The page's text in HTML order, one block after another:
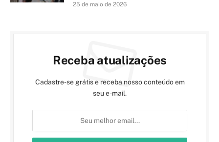
25 de maio de 2026
Receba atualizações
Cadastre-se grátis e receba nosso conteúdo em
seu e-mail.